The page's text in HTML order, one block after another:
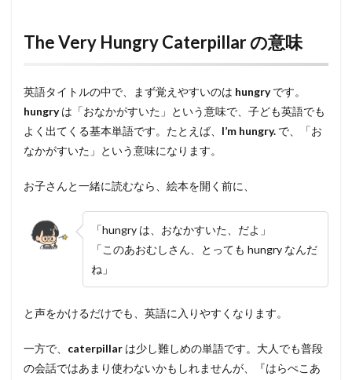
The Very Hungry Caterpillar の意味
英語タイトルの中で、まず覚えやすいのは hungryです。
hungryは「おなかがすいた」という意味で、子ども英語でも
よく出てくる基本単語です。たとえば、 I’m hungry. で、「お
なかがすいた」という意味になります。
お子さんと一緒に読むなら、絵本を開く前に、
「hungry は、おなかすいた、だよ」
「このあおむしさん、とっても hungry なんだ
ね」
と声をかけるだけでも、英語に入りやすくなります。
一方で、 caterpillar は少し難しめの単語です。大人でも普段
の会話ではあまり使わないかもしれませんが、『はらぺこあ